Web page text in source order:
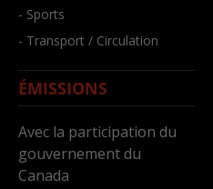
- Sports
- Transport / Circulation
ÉMISSIONS
Avec la participation du
gouvernement du
Canada